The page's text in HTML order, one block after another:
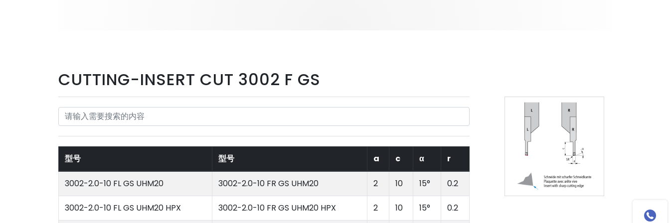
CUTTING-INSERT CUT 3002 F GS
型号 型号 a c α r
3002-2.0-10 FL GS UHM20 3002-2.0-10 FR GS UHM20 2 10 15° 0.2
3002-2.0-10 FL GS UHM20 HPX 3002-2.0-10 FR GS UHM20 HPX 2 10 15° 0.2
